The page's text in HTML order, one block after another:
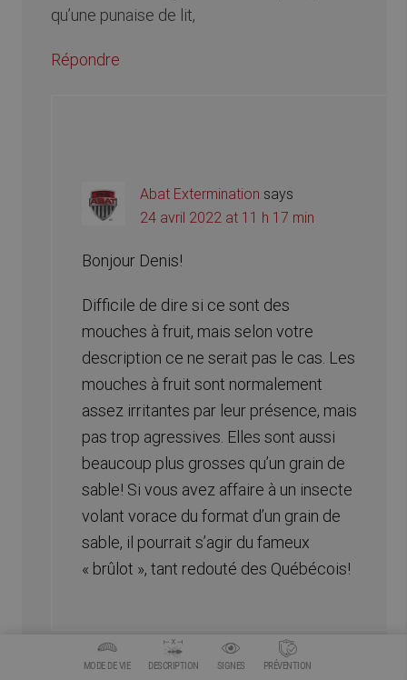
MODE DE VIE DESCRIPTION SIGNES PRÉVENTION
qu’une punaise de lit,
Répondre
Abat Extermination says
24 avril 2022 at 11 h 17 min
Bonjour Denis!
Difficile de dire si ce sont des
mouches à fruit, mais selon votre
description ce ne serait pas le cas. Les
mouches à fruit sont normalement
assez irritantes par leur présence, mais
pas trop agressives. Elles sont aussi
beaucoup plus grosses qu’un grain de
sable! Si vous avez affaire à un insecte
volant vorace du format d’un grain de
sable, il pourrait s’agir du fameux
« brûlot », tant redouté des Québécois!